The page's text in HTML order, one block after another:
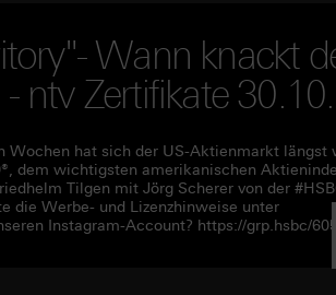
Wann knackt
ntv Zertifikate
Wochen hat sich der US-Aktienmarkt längst
dem wichtigsten amerikanischen
Tilgen mit Jörg Scherer von der
die Werbe- und Lizenzhinweise unter
Instagram-Account? https://grp.hsbc/